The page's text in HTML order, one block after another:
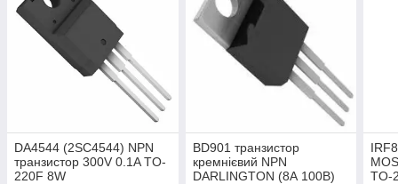
DA4544 (2SC4544) NPN
транзистор 300V 0.1A TO-
220F 8W
BD901 транзистор
кремнієвий NPN
DARLINGTON (8А 100В)
TO-